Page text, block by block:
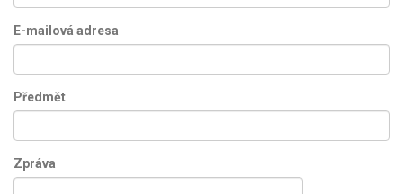
E-mailová adresa
Předmět
Zpráva